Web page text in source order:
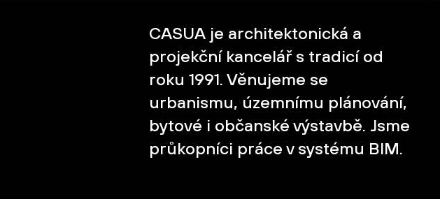
CASUA je architektonická a
projekční kancelář s tradicí od
roku 1991. Věnujeme se
urbanismu, územnímu plánování,
bytové i občanské výstavbě. Jsme
průkopníci práce v systému BIM.